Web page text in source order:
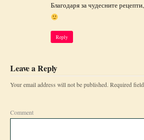
Благодаря за чудесните
Reply
Leave a Reply
Your email address will not be published. Required
Comment